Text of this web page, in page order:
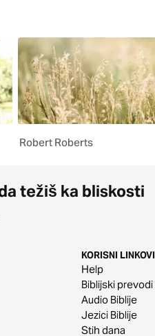
Robert Roberts
težiš ka bliskosti
KORISNI LINKOVI
Help
Biblijski prevodi
Audio Biblije
Jezici Biblije
Stih dana